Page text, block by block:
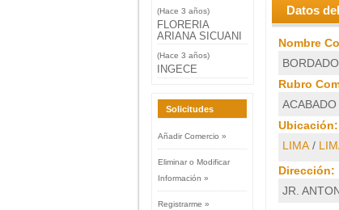
(Hace 3 años)
FLORERIA
ARIANA SICUANI
(Hace 3 años)
INGECE
Solicitudes
Añadir Comercio »
Eliminar o Modificar
Información »
Registrarme »
Datos
Nombre
Rubro
Ubicación:
LIMA/
Dirección:
JR.